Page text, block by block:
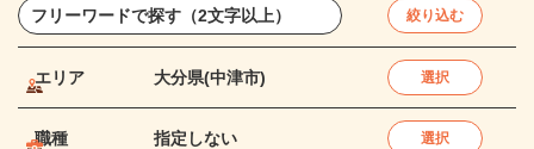
絞り込む
エリア 大分県(中津市) 選択
職種 指定しない 選択